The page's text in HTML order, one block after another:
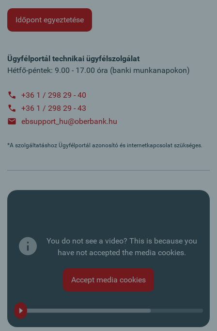
Időpont egyeztetése
Ügyfélportál technikai ügyfélszolgálat
Hétfő-péntek: 9.00 - 17.00 óra (banki munkanapokon)
+36 1 / 298 29 - 40
+36 1 / 298 29 - 43
ebsupport_hu@oberbank.hu
*A szolgáltatáshoz Ügyfélportál azonosító és internetkapcsolat szükséges.
You do not see a video? This is because you
have not accepted the media cookies.
Accept media cookies